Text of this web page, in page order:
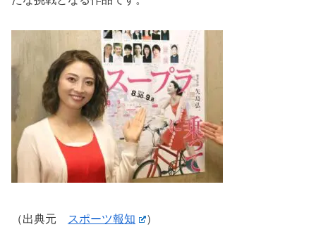
（出典元 スポーツ報知 ）